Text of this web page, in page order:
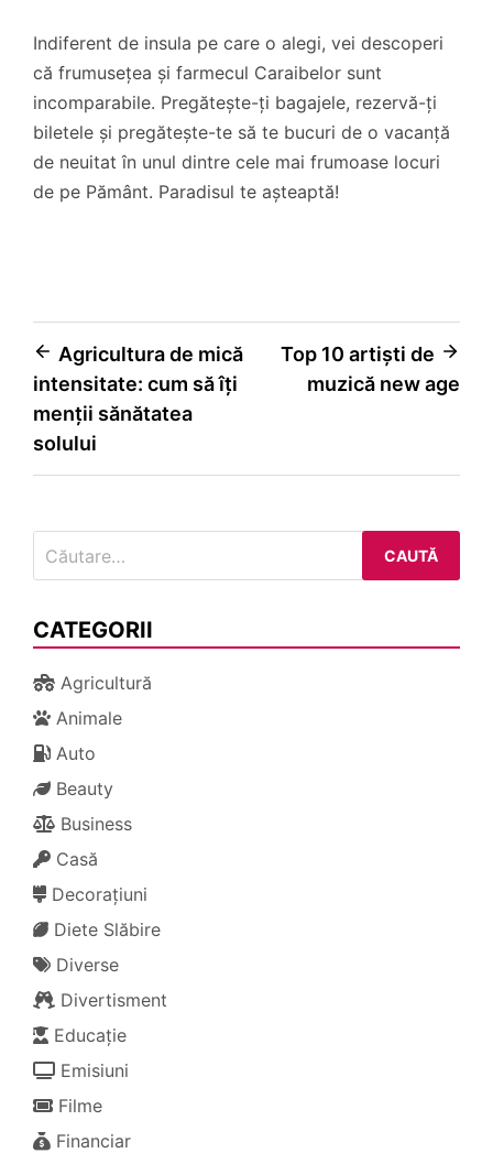
Indiferent de insula pe care o alegi, vei descoperi
că frumusețea și farmecul Caraibelor sunt
incomparabile. Pregătește-ți bagajele, rezervă-ți
biletele și pregătește-te să te bucuri de o vacanță
de neuitat în unul dintre cele mai frumoase locuri
de pe Pământ. Paradisul te așteaptă!
Navigare
în
articole
Agricultura de mică
intensitate: cum să îți
menții sănătatea
solului
Top 10 artiști de
muzică new age
după:
CATEGORII
Agricultură
Animale
Auto
Beauty
Business
Casă
Decorațiuni
Diete Slăbire
Diverse
Divertisment
Educație
Emisiuni
Filme
Financiar